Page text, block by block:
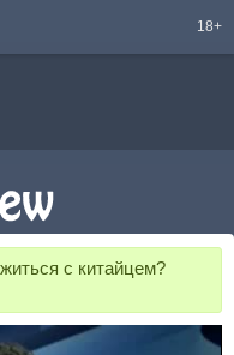
18+
с китайцем?